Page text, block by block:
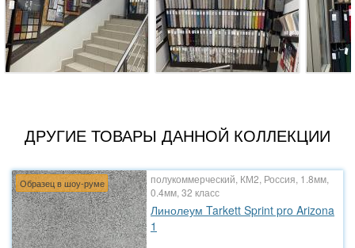
ДРУГИЕ ТОВАРЫ ДАННОЙ КОЛЛЕКЦИИ
Образец в шоу-руме
полукоммерческий, КМ2, Россия, 1.8мм,
0.4мм, 32 класс
Линолеум Tarkett Sprint pro Arizona
1